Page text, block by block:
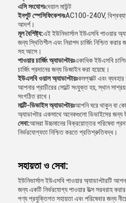
এসি সংযোগঃদেয়াল মাউন্ট
ইনপুট স্পেসিফিকেশনঃAC100-240V,
আদর্শ।
মূল বৈশিষ্ট্য:এই ইউনিভার্সাল ইউএসবি পাওয়ার
জন্য স্থিতিশীল এবং নিরাপদ চার্জিং নিশ্চিত করার
সহ আসে।
পাওয়ার চার্জিং অ্যাডাপ্টারঃএকাধিক ইউএসবি
চার্জিং প্রদানের জন্য ডিজাইন করা হয়েছে।
ইউএসবি ওয়াল অ্যাডাপ্টারঃকমপ্যাক্ট এবং
আপনার প্রাচীরের সোল্টে সংযুক্ত হয়, স্থান
সংগঠিত রাখে।
মাল্টি-ডিভাইস অ্যাডাপ্টারঃআপনি ঘরে থাকুন বা
অ্যাডাপ্টার একসাথে অনেকগুলো ডিভাইসের
সেবা:আমরা উচ্চমানের বিক্রয়োত্তর পরিষেবা
নির্ভরযোগ্যতা নিশ্চিত করতে প্রতিশ্রুতিবদ্ধ।
সহায়তা ও সেবা:
ইউনিভার্সাল ইউএসবি পাওয়ার অ্যাডাপ্টারটি
জন্য একটি নির্ভরযোগ্য পাওয়ার উত্স সরবরাহ
পণ্য প্রযুক্তিগত সহায়তা এবং পরিষেবার জন্য